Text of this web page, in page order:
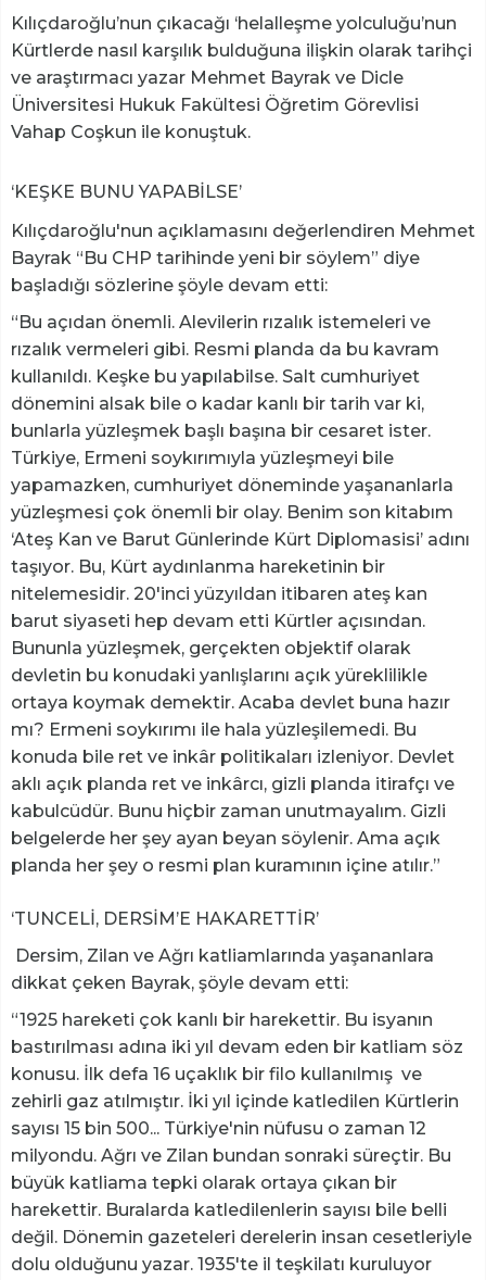
Kılıçdaroğlu’nun çıkacağı ‘helalleşme yolculuğu’nun
Kürtlerde nasıl karşılık bulduğuna ilişkin olarak tarihçi
ve araştırmacı yazar Mehmet Bayrak ve Dicle
Üniversitesi Hukuk Fakültesi Öğretim Görevlisi
Vahap Coşkun ile konuştuk.
‘KEŞKE BUNU YAPABİLSE’
Kılıçdaroğlu'nun açıklamasını değerlendiren Mehmet
Bayrak “Bu CHP tarihinde yeni bir söylem” diye
başladığı sözlerine şöyle devam etti:
“Bu açıdan önemli. Alevilerin rızalık istemeleri ve
rızalık vermeleri gibi. Resmi planda da bu kavram
kullanıldı. Keşke bu yapılabilse. Salt cumhuriyet
dönemini alsak bile o kadar kanlı bir tarih var ki,
bunlarla yüzleşmek başlı başına bir cesaret ister.
Türkiye, Ermeni soykırımıyla yüzleşmeyi bile
yapamazken, cumhuriyet döneminde yaşananlarla
yüzleşmesi çok önemli bir olay. Benim son kitabım
‘Ateş Kan ve Barut Günlerinde Kürt Diplomasisi’ adını
taşıyor. Bu, Kürt aydınlanma hareketinin bir
nitelemesidir. 20'inci yüzyıldan itibaren ateş kan
barut siyaseti hep devam etti Kürtler açısından.
Bununla yüzleşmek, gerçekten objektif olarak
devletin bu konudaki yanlışlarını açık yüreklilikle
ortaya koymak demektir. Acaba devlet buna hazır
mı? Ermeni soykırımı ile hala yüzleşilemedi. Bu
konuda bile ret ve inkâr politikaları izleniyor. Devlet
aklı açık planda ret ve inkârcı, gizli planda itirafçı ve
kabulcüdür. Bunu hiçbir zaman unutmayalım. Gizli
belgelerde her şey ayan beyan söylenir. Ama açık
planda her şey o resmi plan kuramının içine atılır.”
‘TUNCELİ, DERSİM’E HAKARETTİR’
Dersim, Zilan ve Ağrı katliamlarında yaşananlara
dikkat çeken Bayrak, şöyle devam etti:
“1925 hareketi çok kanlı bir harekettir. Bu isyanın
bastırılması adına iki yıl devam eden bir katliam söz
konusu. İlk defa 16 uçaklık bir filo kullanılmış ve
zehirli gaz atılmıştır. İki yıl içinde katledilen Kürtlerin
sayısı 15 bin 500... Türkiye'nin nüfusu o zaman 12
milyondu. Ağrı ve Zilan bundan sonraki süreçtir. Bu
büyük katliama tepki olarak ortaya çıkan bir
harekettir. Buralarda katledilenlerin sayısı bile belli
değil. Dönemin gazeteleri derelerin insan cesetleriyle
dolu olduğunu yazar. 1935'te il teşkilatı kuruluyor